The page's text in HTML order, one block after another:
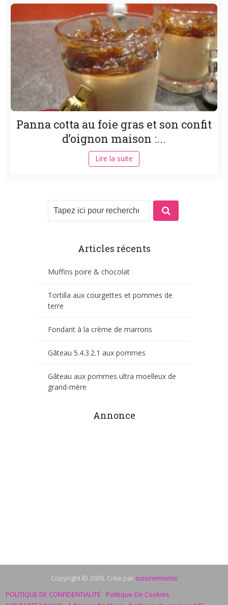
Panna cotta au foie gras et son confit
d’oignon maison :...
Lire la suite
Articles récents
Muffins poire & chocolat
Tortilla aux courgettes et pommes de
terre
Fondant à la crème de marrons
Gâteau 5.4.3.2.1 aux pommes
Gâteau aux pommes ultra moelleux de
grand-mère
Annonce
Copyright © 2026. Créé par cuisinemomix
POLITIQUE DE CONFIDENTIALITÉ
Politique De Cookies